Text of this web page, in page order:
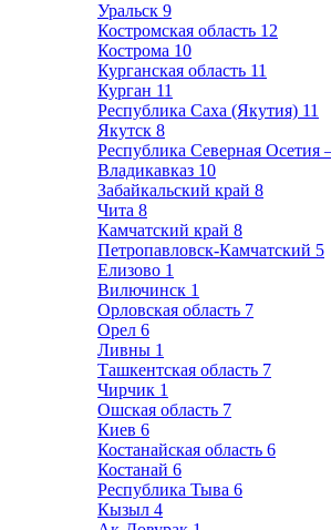
Уральск 9
Костромская область 12
Кострома 10
Курганская область 11
Курган 11
Республика Саха (Якутия) 11
Якутск 8
Республика Северная
Владикавказ 10
Забайкальский край 8
Чита 8
Камчатский край 8
Петропавловск-Камчатский 5
Елизово 1
Вилючинск 1
Орловская область 7
Орел 6
Ливны 1
Ташкентская область 7
Чирчик 1
Ошская область 7
Киев 6
Костанайская область 6
Костанай 6
Республика Тыва 6
Кызыл 4